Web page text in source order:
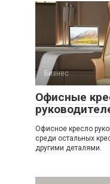
Бизнес
Офисные
Офисное кресло
среди остальных
другими деталями.